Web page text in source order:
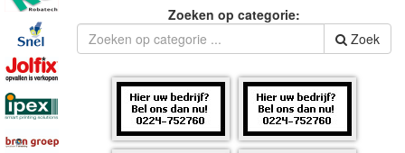
Zoeken op categorie:
Zoek